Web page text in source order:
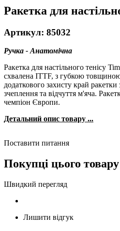
Ракетка для
Артикул: 85032
Ручка - Анатомічна
Ракетка для настільного тенісу
схвалена ITTF, з губкою товщиною
додаткового захисту край
зчеплення та відчуття м'яча.
чемпіон Європи.
Детальний опис товару ...
Поставити питання
Покупці цього
Швидкий перегляд
Лишити відгук